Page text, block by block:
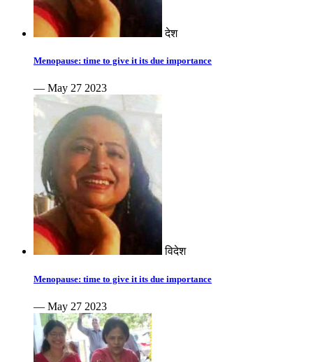
देश
Menopause: time to give it its due importance
— May 27 2023
विदेश
Menopause: time to give it its due importance
— May 27 2023